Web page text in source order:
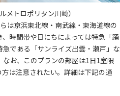
メトロポリタン川崎）
は京浜東北線・南武線・東海道線の
時間帯や日にちによっては特急「踊
である「サンライズ出雲・瀬戸」な
お、このプランの部屋は1日1室限
は注意されたい。詳細は下記の通